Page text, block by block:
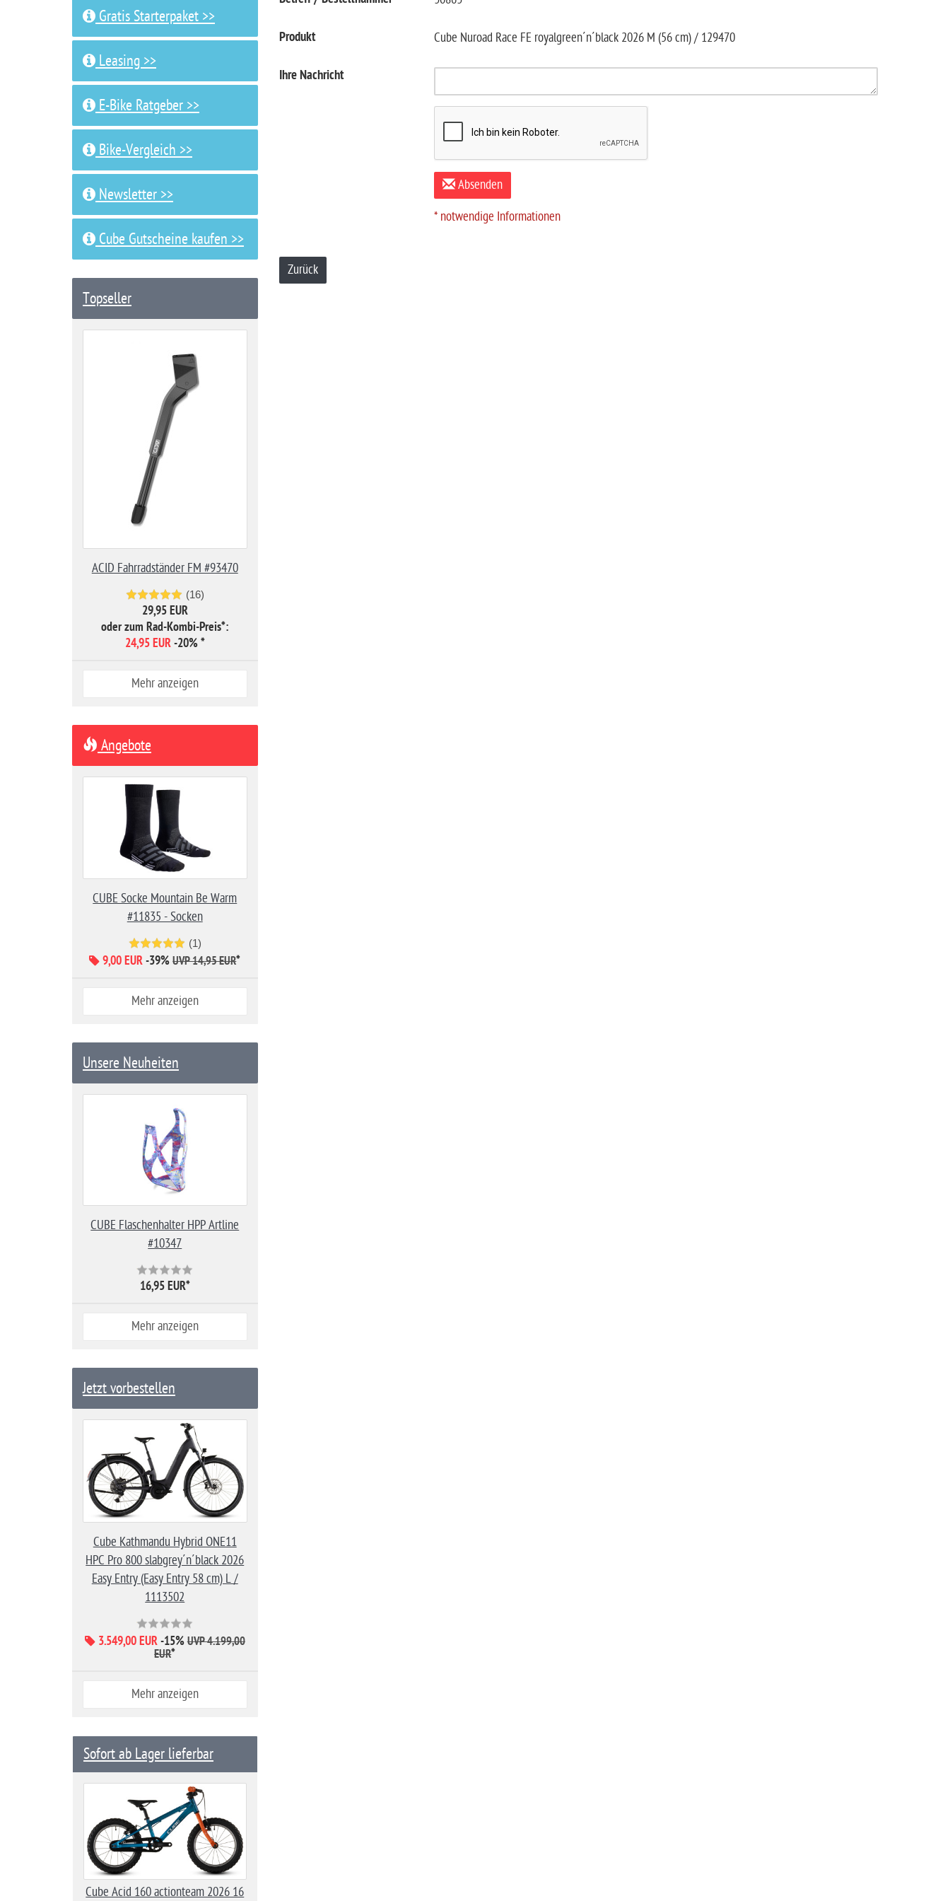
Produkt Cube Nuroad Race FE royalgreen´n´black 2026 M (56 cm) / 129470
Ihre Nachricht
Absenden
* notwendige Informationen
Zurück
Gratis Starterpaket >>
Leasing >>
E-Bike Ratgeber >>
Bike-Vergleich >>
Newsletter >>
Cube Gutscheine kaufen >>
Topseller
ACID Fahrradständer FM #93470
(16)
29,95 EUR
oder zum Rad-Kombi-Preis*:
24,95 EUR-20%*
Mehr anzeigen
Angebote
CUBE Socke Mountain Be Warm
#11835 - Socken
(1)
9,00 EUR-39% UVP 14,95 EUR*
Mehr anzeigen
Unsere Neuheiten
CUBE Flaschenhalter HPP Artline
#10347
16,95 EUR*
Mehr anzeigen
Jetzt vorbestellen
Cube Kathmandu Hybrid ONE11
HPC Pro 800 slabgrey´n´black 2026
Easy Entry (Easy Entry 58 cm) L /
1113502
3.549,00 EUR-15% UVP 4.199,00
EUR*
Mehr anzeigen
Sofort ab Lager lieferbar
Cube Acid 160 actionteam 2026 16